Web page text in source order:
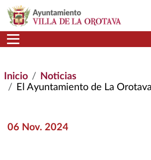
Pasar al contenido principal
Inicio
Noticias
El Ayuntamiento de La Orotava Dedica Noviembre A Visibilizar y Concienciar
06 Nov. 2024